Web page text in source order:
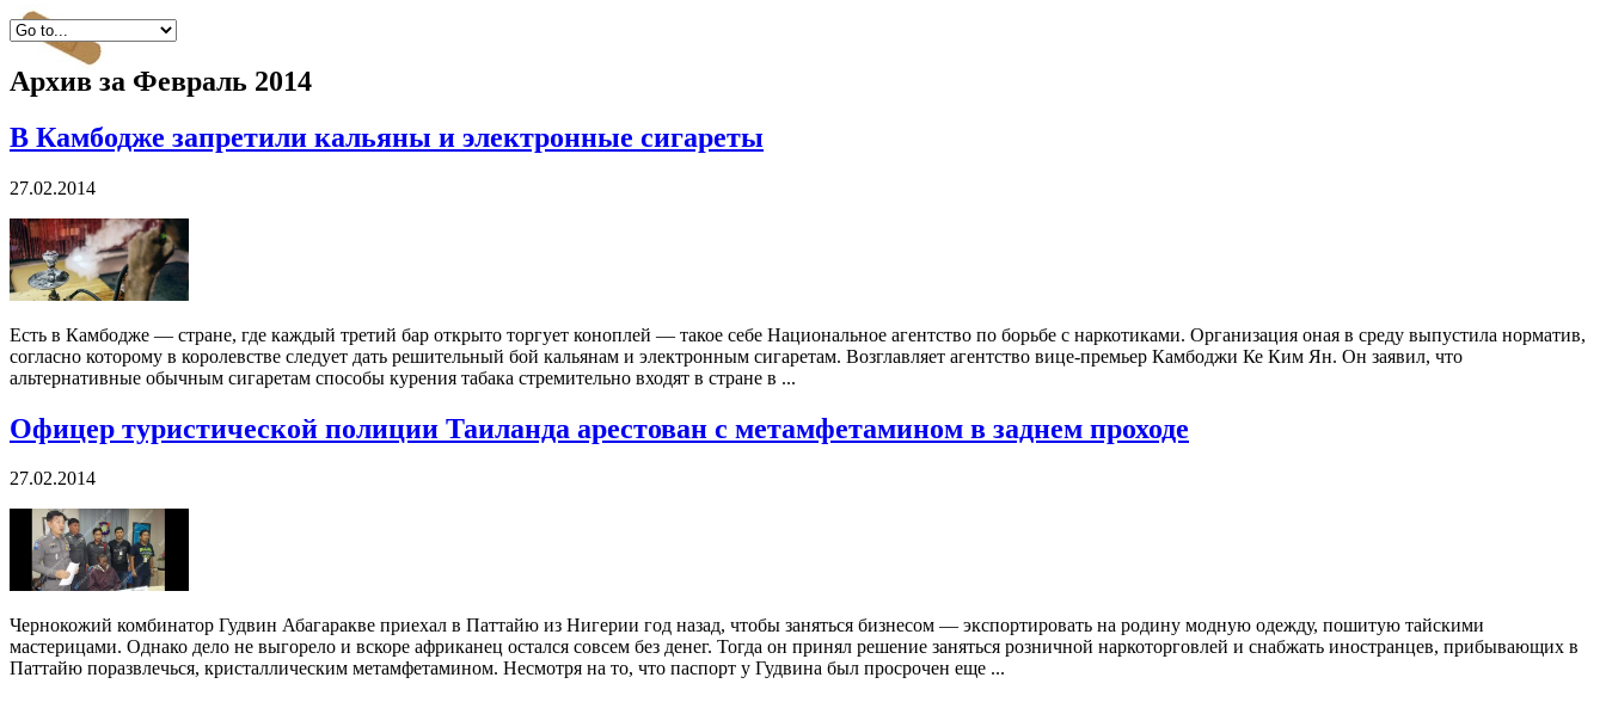
Архив за Февраль 2014
В Камбодже запретили кальяны и электронные сигареты
27.02.2014
Есть в Камбодже — стране, где каждый третий бар открыто торгует коноплей — такое себе Национальное агентство по борьбе с наркотиками. Организация оная в среду выпустила норматив,
согласно которому в королевстве следует дать решительный бой кальянам и электронным сигаретам. Возглавляет агентство вице-премьер Камбоджи Ке Ким Ян. Он заявил, что
альтернативные обычным сигаретам способы курения табака стремительно входят в стране в ...
Офицер туристической полиции Таиланда арестован с метамфетамином в заднем проходе
27.02.2014
Чернокожий комбинатор Гудвин Абагаракве приехал в Паттайю из Нигерии год назад, чтобы заняться бизнесом — экспортировать на родину модную одежду, пошитую тайскими
мастерицами. Однако дело не выгорело и вскоре африканец остался совсем без денег. Тогда он принял решение заняться розничной наркоторговлей и снабжать иностранцев, прибывающих в
Паттайю поразвлечься, кристаллическим метамфетамином. Несмотря на то, что паспорт у Гудвина был просрочен еще ...